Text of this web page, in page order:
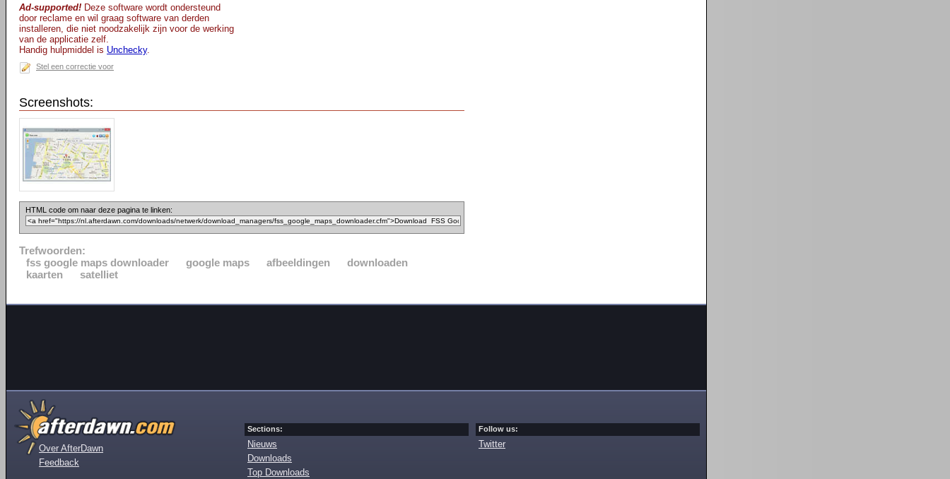
Ad-supported! Deze software wordt ondersteund
door reclame en wil graag software van derden
installeren, die niet noodzakelijk zijn voor de werking
van de applicatie zelf.
Handig hulpmiddel is Unchecky.
Stel een correctie voor
Screenshots:
HTML code om naar deze pagina te linken:
Trefwoorden:
fss google maps downloader
google maps afbeeldingen
downloaden
kaarten
satelliet
Over AfterDawn
Feedback
Sections:
Nieuws
Downloads
Top Downloads
Follow us:
Twitter